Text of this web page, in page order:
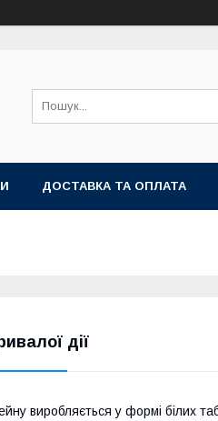
ДОСТАВКА ТА ОПЛАТА
дії
виробляється у формі білих